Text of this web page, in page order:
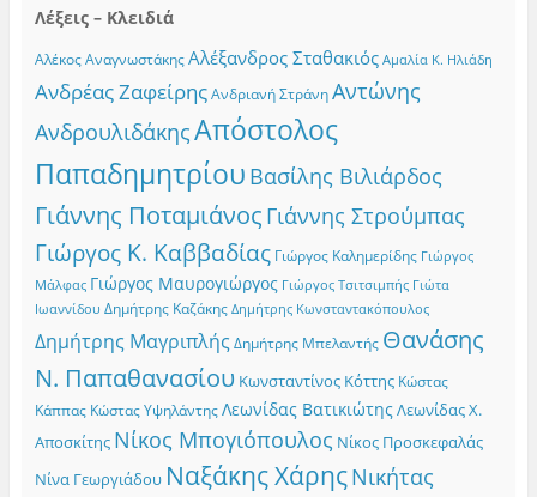
Λέξεις – Κλειδιά
Αλέκος Αναγνωστάκης Αλέξανδρος Σταθακιός Αμαλία Κ. Ηλιάδη
Ανδρέας Ζαφείρης Ανδριανή Στράνη Αντώνης
ΑνδρουλιδάκηςΑπόστολος
Παπαδημητρίου Βασίλης Βιλιάρδος
Γιάννης Ποταμιάνος Γιάννης Στρούμπας
Γιώργος Κ. Καββαδίας Γιώργος Καλημερίδης Γιώργος
Μάλφας Γιώργος Μαυρογιώργος Γιώργος Τσιτσιμπής Γιώτα
Ιωαννίδου Δημήτρης Καζάκης Δημήτρης Κωνσταντακόπουλος
Δημήτρης Μαγριπλής Δημήτρης Μπελαντής Θανάσης
Ν. Παπαθανασίου Κωνσταντίνος Κόττης Κώστας
Κάππας Κώστας Υψηλάντης Λεωνίδας ΒατικιώτηςΛεωνίδας Χ.
Αποσκίτης Νίκος Μπογιόπουλος Νίκος Προσκεφαλάς
Νίνα Γεωργιάδου Ναξάκης ΧάρηςΝικήτας